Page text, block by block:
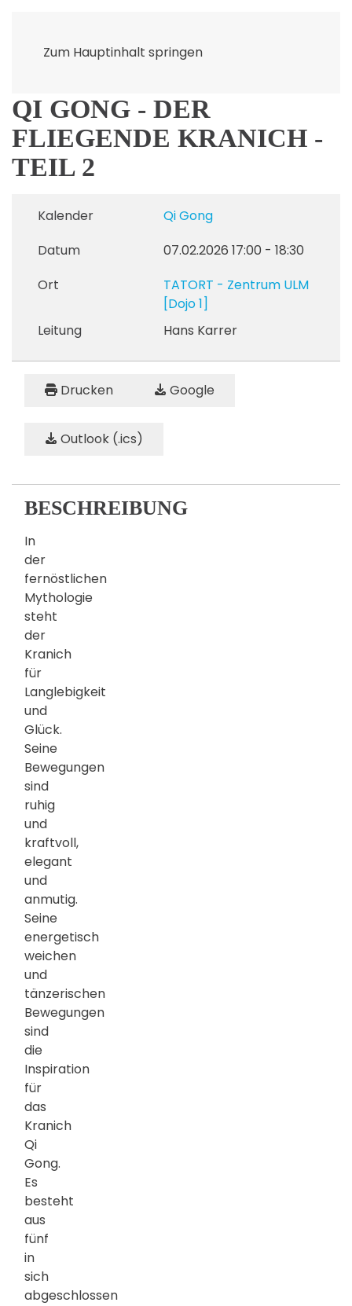
Zum Hauptinhalt springen
QI GONG - DER
FLIEGENDE KRANICH -
TEIL 2
Kalender
Qi Gong
Datum
07.02.2026 17:00 - 18:30
Ort
TATORT - Zentrum ULM
[Dojo 1]
Leitung
Hans Karrer
Drucken Google
Outlook (.ics)
BESCHREIBUNG
In
der
fernöstlichen
Mythologie
steht
der
Kranich
für
Langlebigkeit
und
Glück.
Seine
Bewegungen
sind
ruhig
und
kraftvoll,
elegant
und
anmutig.
Seine
energetisch
weichen
und
tänzerischen
Bewegungen
sind
die
Inspiration
für
das
Kranich
Qi
Gong.
Es
besteht
aus
fünf
in
sich
abgeschlossen